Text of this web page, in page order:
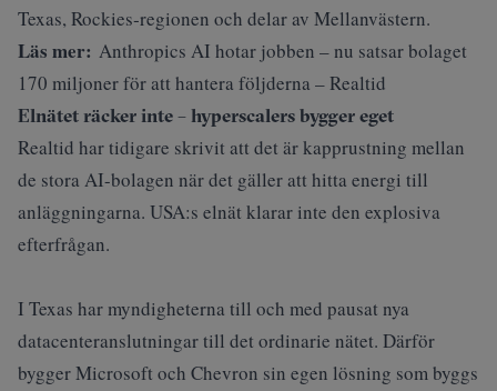
Texas, Rockies‑regionen och delar av Mellanvästern.
Läs mer: Anthropics AI hotar jobben – nu satsar bolaget
170 miljoner för att hantera följderna – Realtid
Elnätet räcker inte – hyperscalers bygger eget
Realtid har tidigare skrivit att det är kapprustning mellan
de stora AI-bolagen när det gäller att hitta energi till
anläggningarna. USA:s elnät klarar inte den explosiva
efterfrågan.
I Texas har myndigheterna till och med pausat nya
datacenteranslutningar till det ordinarie nätet. Därför
bygger Microsoft och Chevron sin egen lösning som byggs